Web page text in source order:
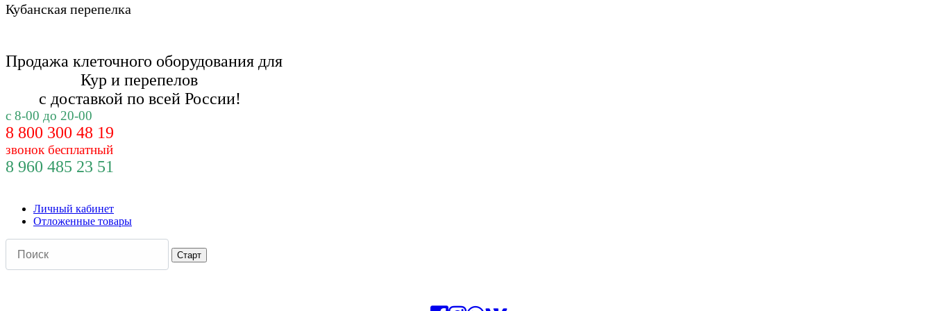
Кубанская перепелка
Продажа клеточного оборудования для
Кур и перепелов
с доставкой по всей России!
с 8-00 до 20-00
8 800 300 48 19
звонок бесплатный
8 960 485 23 51
Личный кабинет
Отложенные товары